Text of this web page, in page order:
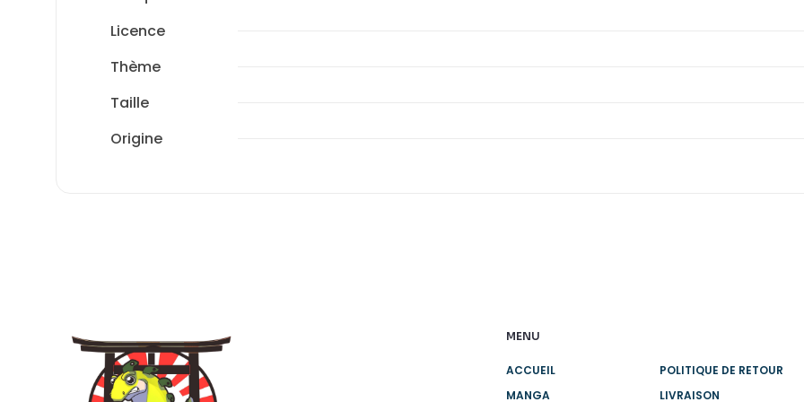
Licence
Thème
Taille
Origine
MENU
ACCUEIL
MANGA
POLITIQUE DE RETOUR
LIVRAISON